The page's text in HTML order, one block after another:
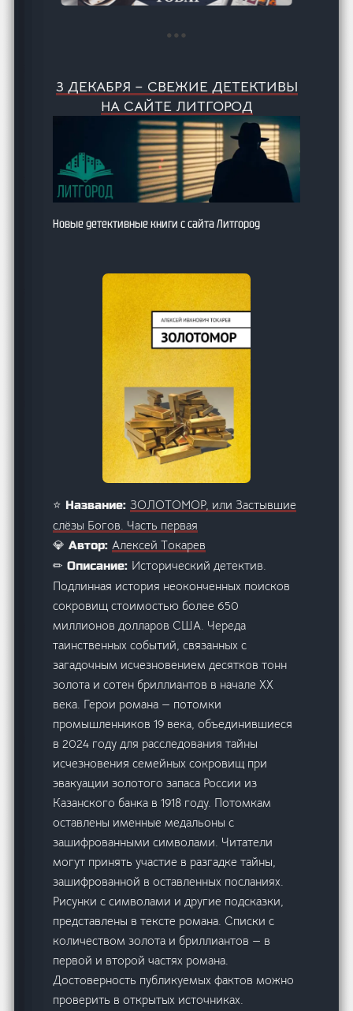
3 ДЕКАБРЯ – СВЕЖИЕ ДЕТЕКТИВЫ
НА САЙТЕ ЛИТГОРОД
Новые детективные книги с сайта Литгород
⭐ Название:ЗОЛОТОМОР, или Застывшие
слёзы Богов. Часть первая
💎 Автор:Aлексей Tокарев
✏ Описание: Исторический детектив.
Подлинная история неоконченных поисков
сокровищ стоимостью более 650
миллионов долларов США. Череда
таинственных событий, связанных с
загадочным исчезновением десятков тонн
золота и сотен бриллиантов в начале XX
века. Герои романа — потомки
промышленников 19 века, объединившиеся
в 2024 году для расследования тайны
исчезновения семейных сокровищ при
эвакуации золотого запаса России из
Казанского банка в 1918 году. Потомкам
оставлены именные медальоны с
зашифрованными символами. Читатели
могут принять участие в разгадке тайны,
зашифрованной в оставленных посланиях.
Рисунки с символами и другие подсказки,
представлены в тексте романа. Списки с
количеством золота и бриллиантов — в
первой и второй частях романа.
Достоверность публикуемых фактов можно
проверить в открытых источниках.